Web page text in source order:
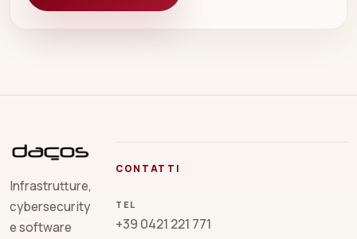
Infrastrutture,
cybersecurity
e software
CONTATTI
TEL
+39 0421 221 771